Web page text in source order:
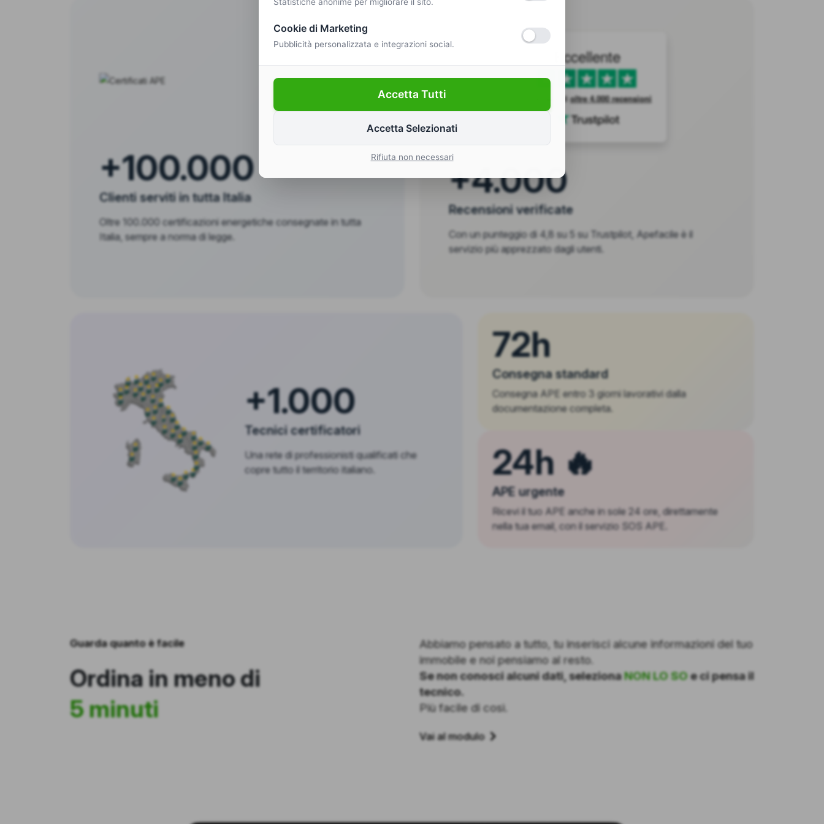
+100.000
Clienti serviti in tutta Italia
Oltre 100.000 certificazioni energetiche consegnate in tutta
Italia, sempre a norma di legge.
Eccellente
Sulla base dioltre 4.000 recensioni
+4.000
Recensioni verificate
Con un punteggio di 4,8 su 5 su Trustpilot, Apefacile è il
servizio più apprezzato dagli utenti.
+1.000
Tecnici certificatori
Una rete di professionisti qualificati che
copre tutto il territorio italiano.
72h
Consegna standard
Consegna APE entro 3 giorni lavorativi dalla
documentazione completa.
24h 🔥
APE urgente
Ricevi il tuo APE anche in sole 24 ore, direttamente
nella tua email, con il servizio SOS APE.
Guarda quanto è facile
Ordina in meno di
5 minuti
Abbiamo pensato a tutto, tu inserisci alcune informazioni del tuo
immobile e noi pensiamo al resto.
Se non conosci alcuni dati, selezionaNON LO SOe ci pensa il
tecnico.
Più facile di così.
Vai al modulo
Cookie di Marketing
Pubblicità personalizzata e integrazioni social.
Accetta Tutti
Accetta Selezionati
Rifiuta non necessari